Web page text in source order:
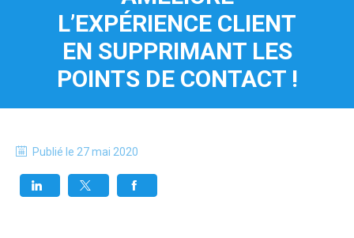
L’EXPÉRIENCE CLIENT
EN SUPPRIMANT LES
POINTS DE CONTACT !
Publié le 27 mai 2020